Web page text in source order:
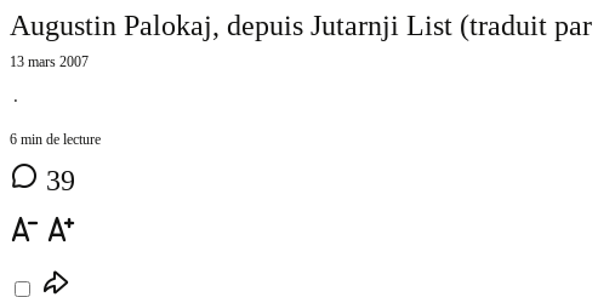
Augustin Palokaj, depuis Jutarnji List (traduit par
13 mars 2007
⋅
6 min de lecture
39